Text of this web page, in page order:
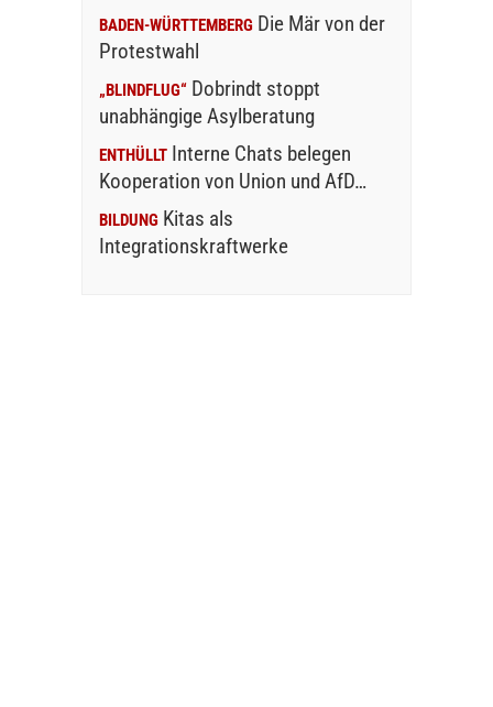
BADEN-WÜRTTEMBERG Die Mär von der
Protestwahl
„BLINDFLUG“ Dobrindt stoppt
unabhängige Asylberatung
ENTHÜLLT Interne Chats belegen
Kooperation von Union und AfD…
BILDUNG Kitas als
Integrationskraftwerke